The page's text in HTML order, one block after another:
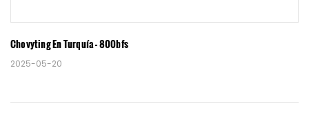
Chovyting En Turquía - 800bfs
2025-05-20